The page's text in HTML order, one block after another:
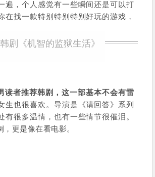
遍，个人感觉有一些瞬间还是可以打
在找一款特别特别特别好玩的游戏，
韩剧《机智的监狱生活》
读者推荐韩剧，这一部基本不会有雷
生也很喜欢。导演是《请回答》系列
有很多温情，也有一些情节很催泪。
，更是像在看电影。